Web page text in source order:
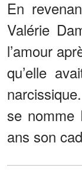
En
Valérie
l’amour
qu’elle
se
ans son